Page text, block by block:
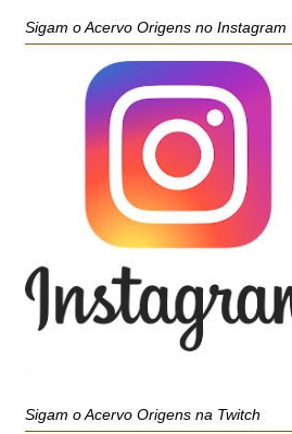
Sigam o Acervo Origens no Instagram
Sigam o Acervo Origens na Twitch